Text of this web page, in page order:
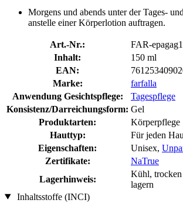
Morgens und abends unter der Tages-
anstelle einer Körperlotion auftragen.
Art.-Nr.:
FAR-
Inhalt:
150 ml
EAN:
Marke:
farfalla
Anwendung Gesichtspflege:
Tagespflege
Konsistenz/Darreichungsform: Gel
Produktarten:
Körperpflege
Hauttyp:
Für jeden
Eigenschaften:
Unisex,
Zertifikate:
NaTrue
Lagerhinweis:
Kühl,
lagern
Inhaltsstoffe (INCI)